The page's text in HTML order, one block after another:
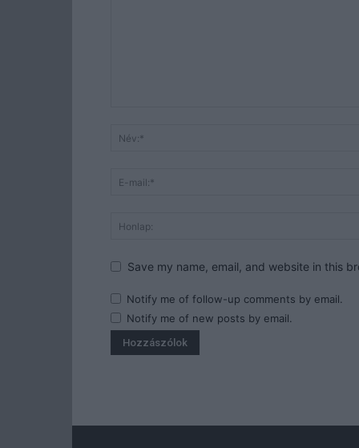
Save my name, email, and website in this
Notify me of follow-up comments by email.
Notify me of new posts by email.